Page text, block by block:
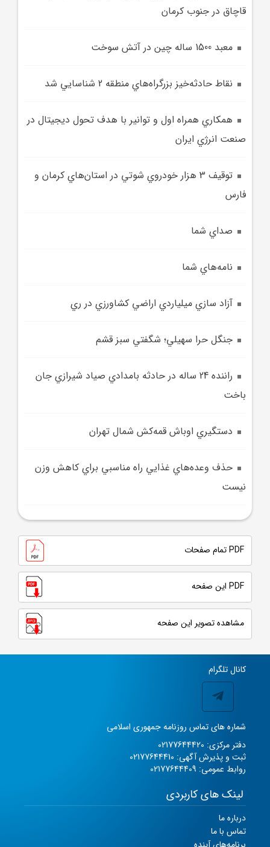
قاچاق در جنوب کرمان
معبد 1500 ساله چين در آتش سوخت
نقاط حادثه‌خيز بزرگراه‌هاي منطقه 2 شناسايي شد
همکاري همراه اول و توانير با هدف تحول ديجيتال در
صنعت انرژي ايران
توقيف 3 هزار خودروي شوتي در استان‌هاي کرمان و
فارس
صداي شما
نامه‌هاي شما
آزاد سازي ميلياردي اراضي کشاورزي در ري
جنگل حرا سهيلي؛ شگفتي سبز قشم
راننده 24 ساله در حادثه بامدادي صياد شيرازي جان
باخت
دستگيري اوباش قمه‌کش شمال تهران
حذف وعده‌هاي غذايي راه مناسبي براي کاهش وزن
نيست
PDF تمام صفحات
PDF این صفحه
مشاهده تصویر این صفحه
کانال تلگرام
شماره های تماس روزنامه جمهوری اسلامی
دفتر مرکزی: 02177644420
ثبت و پذیرش آگهی: 02177644410
روابط عمومی: 02177644409
لینک های کاربردی
درباره ما
تماس با ما